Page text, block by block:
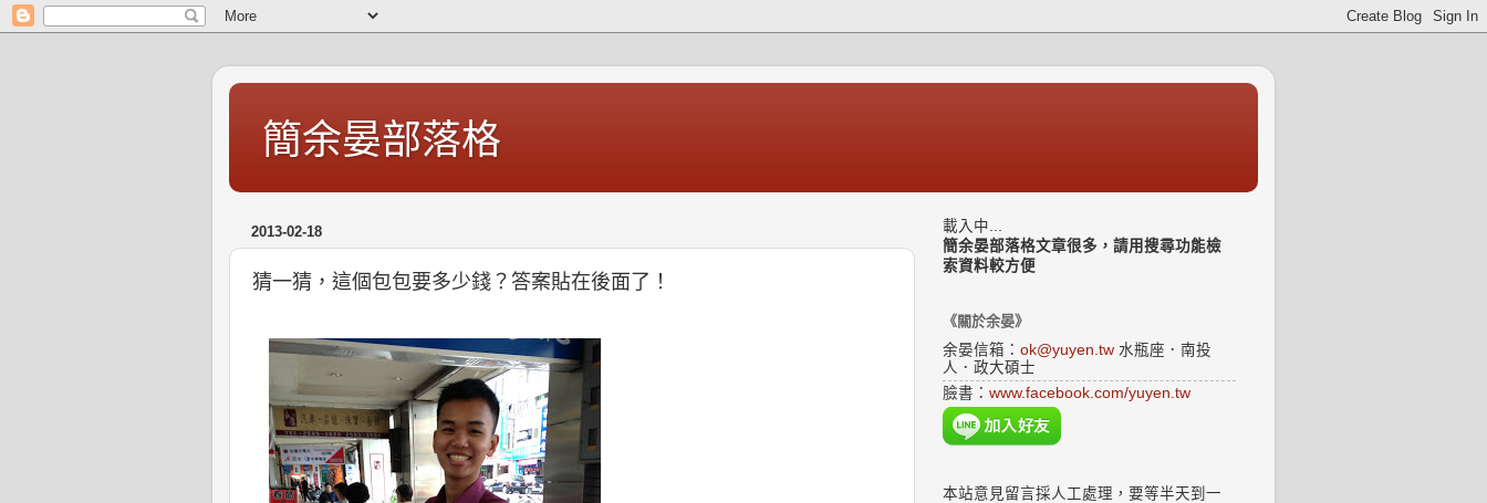
簡余晏部落格
2013-02-18
猜一猜，這個包包要多少錢？答案貼在後面了！
載入中...
簡余晏部落格文章很多，請用搜尋功能檢
索資料較方便
《關於余晏》
余晏信箱： ok@yuyen.tw 水瓶座．南投
人．政大碩士
臉書： www.facebook.com/yuyen.tw
本站意見留言採人工處理，要等半天到一